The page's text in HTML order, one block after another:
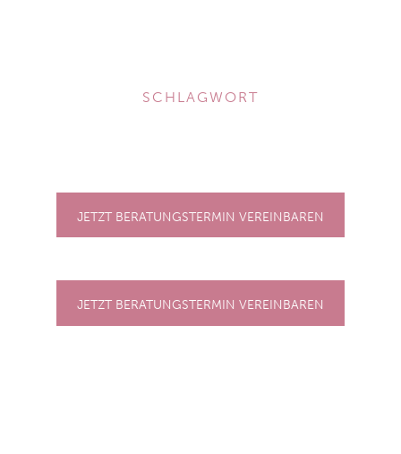
SCHLAGWORT
JETZT BERATUNGSTERMIN VEREINBAREN
JETZT BERATUNGSTERMIN VEREINBAREN